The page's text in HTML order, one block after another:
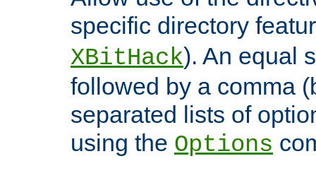
specific directory
XBitHack). An equal
followed by a comma
separated lists of
using the Options